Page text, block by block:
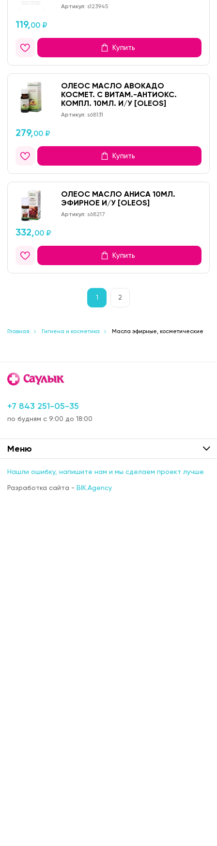
Артикул: s123945
119,00 ₽
Купить
ОЛЕОС МАСЛО АВОКАДО
КОСМЕТ. С ВИТАМ.-АНТИОКС.
КОМПЛ. 10МЛ. И/У [OLEOS]
Артикул: s68131
279,00 ₽
Купить
ОЛЕОС МАСЛО АНИСА 10МЛ.
ЭФИРНОЕ И/У [OLEOS]
Артикул: s68217
332,00 ₽
Купить
1 2
Главная Гигиена и косметика Масла эфирные, косметические
+7 843 251-05-35
по будням с 9:00 до 18:00
Меню
Нашли ошибку, напишите нам и мы сделаем проект лучше
Разработка сайта - BIK.Agency